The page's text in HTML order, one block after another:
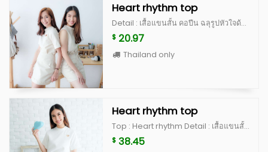
Heart rhythm top
Detail : เสื้อแขนสั้น คอปีน ฉลุรูปหัวใจด้านซ้ายของหน้าอก ด้านหลังเป็นกระดุมปั้ม ดีไซน์น่ารักสุดๆ เป็น signature ของทางร้าน ตัวเสื้อทำจากผ้านำเข้าเนื้อดี มีซับในและอัดกาวเต็มตัว คัดติ้งเนี้ยบ ไม่อยากให้พลาดจริงๆค่ะตัวนี้ มีจำนวนจำกัดนะคะ Color : white, peach, blue, beige scott (limited) **สำหรับสี beige scott จะเป็นผ้าญี่ปุ่นสั่งนำเข้าพิเศษ ลอตแรกมีจำนวนไม่เยอะค่ะ ^^ Size : อก 36” ยาว 20” แขนเสื้อยาว 8.5”
$ 20.97
Thailand only
Heart rhythm top
Top : Heart rhythm Detail : เสื้อแขนสั้น คอปีน ฉลุรูปหัวใจด้านซ้ายของหน้าอก ด้านหลังเป็นกระดุมปั้ม ดีไซน์น่ารักสุดๆ เป็น signature ของทางร้าน ตัวเสื้อทำจากผ้านำเข้าเนื้อดี มีซับในและอัดกาวเต็มตัว คัดติ้งเนี้ยบ ไม่อยากให้พลาดจริงๆค่ะตัวนี้ มีจำนวนจำกัดนะคะ Color : white, peach, blue, beige scott (limited) **สำหรับสี beige scott จะเป็นผ้าญี่ปุ่นสั่งนำเข้าพิเศษ ลอตแรกมีจำนวนไม่เยอะค่ะ ^^ Size : อก 36” ยาว 20” แขนเสื้อยาว 8.5”
$ 38.45